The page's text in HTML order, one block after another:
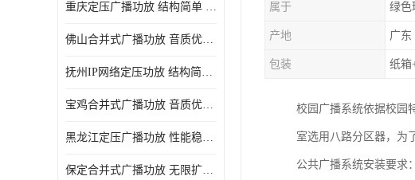
重庆定压广播功放 结构简单 传输距离远
佛山合并式广播功放 音质优美清晰 输出电压大 电流小
抚州IP网络定压功放 结构简单 多应用于公共场合
宝鸡合并式广播功放 音质优美清晰 维护方便
黑龙江定压广播功放 性能稳定 无限扩容
保定合并式广播功放 无限扩容 设计结构简单
属于 绿色
产地 广东
包装 纸箱
校园广播系统依据校园
室选用八路分区器，为
公共广播系统安装要求：